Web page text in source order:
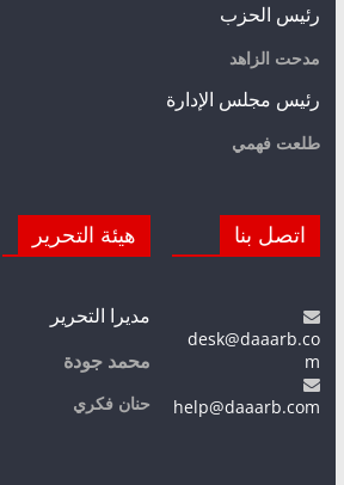
رئيس الحزب
مدحت الزاهد
رئيس مجلس الإدارة
طلعت فهمي
اتصل بنا
desk@daaarb.co
m
help@daaarb.com
هيئة التحرير
مديرا التحرير
محمد جودة
حنان فكري